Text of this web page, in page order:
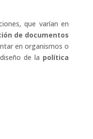
que varían en
de documentos
en organismos o
de la política